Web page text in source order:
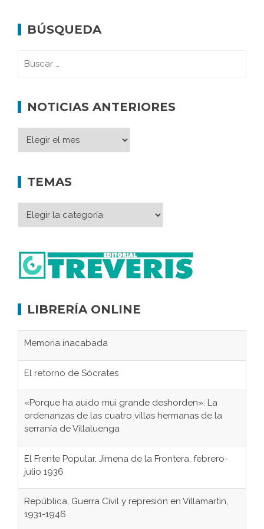
BÚSQUEDA
NOTICIAS ANTERIORES
TEMAS
LIBRERÍA ONLINE
Memoria inacabada
El retorno de Sócrates
«Porque ha auido mui grande deshorden»: La
ordenanzas de las cuatro villas hermanas de la
serranía de Villaluenga
El Frente Popular. Jimena de la Frontera, febrero-
julio 1936
República, Guerra Civil y represión en Villamartín,
1931-1946